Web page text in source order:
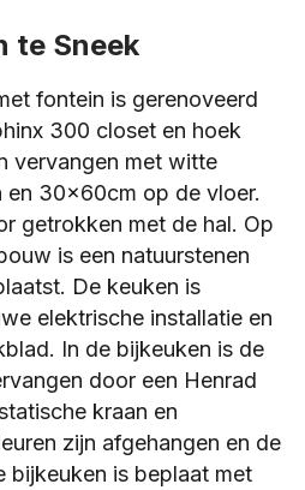
te Sneek
fontein is gerenoveerd
300 closet en hoek
vervangen met witte
30x60cm op de vloer.
getrokken met de hal. Op
is een natuurstenen
De keuken is
elektrische installatie en
In de bijkeuken is de
door een Henrad
kraan en
zijn afgehangen en de
bijkeuken is beplaat met